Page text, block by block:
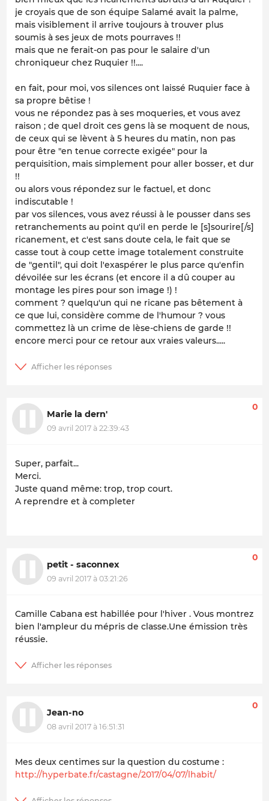
je croyais que de son équipe Salamé avait la palme,
mais visiblement il arrive toujours à trouver plus
soumis à ses jeux de mots pourraves !!
mais que ne ferait-on pas pour le salaire d'un
chroniqueur chez Ruquier !!....
en fait, pour moi, vos silences ont laissé Ruquier face à
sa propre bêtise !
vous ne répondez pas à ses moqueries, et vous avez
raison ; de quel droit ces gens là se moquent de nous,
de ceux qui se lèvent à 5 heures du matin, non pas
pour être "en tenue correcte exigée" pour la
perquisition, mais simplement pour aller bosser, et dur
!!
ou alors vous répondez sur le factuel, et donc
indiscutable !
par vos silences, vous avez réussi à le pousser dans ses
retranchements au point qu'il en perde le [s]sourire[/s]
ricanement, et c'est sans doute cela, le fait que se
casse tout à coup cette image totalement construite
de "gentil", qui doit l'exaspérer le plus parce qu'enfin
dévoilée sur les écrans (et encore il a dû couper au
montage les pires pour son image !) !
comment ? quelqu'un qui ne ricane pas bêtement à
ce que lui, considère comme de l'humour ? vous
commettez là un crime de lèse-chiens de garde !!
encore merci pour ce retour aux vraies valeurs.....
Marie la dern'
09 avril 2017 à 22:39:43
0
Super, parfait...
Merci.
Juste quand même: trop, trop court.
A reprendre et à completer
petit - saconnex
09 avril 2017 à 03:21:26
0
Camille Cabana est habillée pour l'hiver . Vous montrez
bien l'ampleur du mépris de classe.Une émission très
réussie.
Jean-no
08 avril 2017 à 16:51:31
0
Mes deux centimes sur la question du costume :
http://hyperbate.fr/castagne/2017/04/07/lhabit/